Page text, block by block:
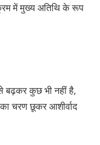
में मुख्य अतिथि के रूप
से बढ़कर कुछ भी नहीं है,
चरण छूकर आशीर्वाद